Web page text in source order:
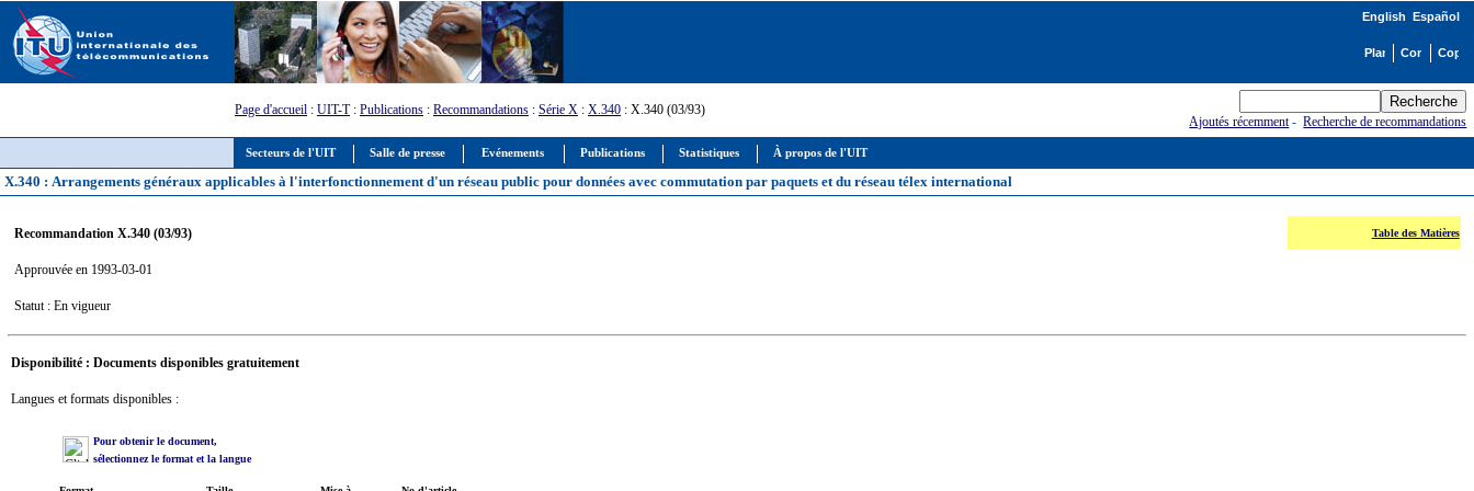
Secteurs de l'UIT Salle de presse Evénements Publications Statistiques À propos de l'UIT
English Español
Page d'accueil : UIT-T: Publications : Recommandations : Série X : X.340 : X.340 (03/93)
Ajoutés récemment-Recherche de recommandations
X.340 : Arrangements généraux applicables à l'interfonctionnement d'un réseau public pour données avec commutation par paquets et du réseau télex international
Recommandation X.340 (03/93)
Approuvée en 1993-03-01
Statut : En vigueur
Table des Matières
Disponibilité : Documents disponibles gratuitement
Langues et formats disponibles :
Pour obtenir le document,
sélectionnez le format et la langue